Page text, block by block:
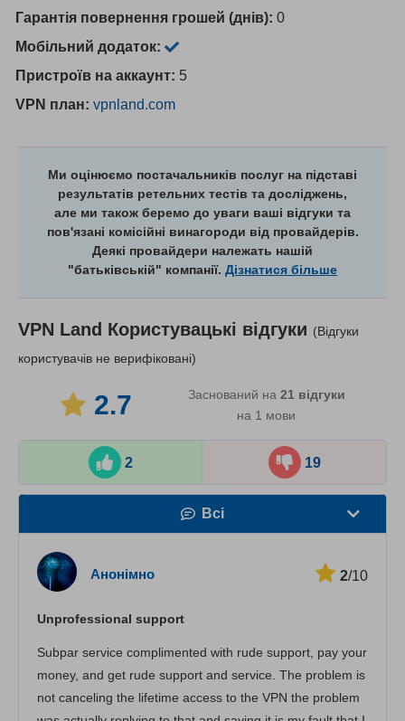
Гарантія повернення грошей (днів): 0
Мобільний додаток:
Пристроїв на аккаунт: 5
VPN план: vpnland.com
Ми оцінюємо постачальників послуг на підставі
результатів ретельних тестів та досліджень,
але ми також беремо до уваги ваші відгуки та
пов'язані комісійні винагороди від провайдерів.
Деякі провайдери належать нашій
"батьківській" компанії. Дізнатися більше
VPN Land Користувацькі відгуки (Відгуки
користувачів не верифіковані)
2.7 Заснований на 21 відгуки
на 1 мови
2 19
Всі
Підтримка клієнтів
Анонімно 2/10
Unprofessional support
Subpar service complimented with rude support, pay your
money, and get rude support and service. The problem is
not canceling the lifetime access to the VPN the problem